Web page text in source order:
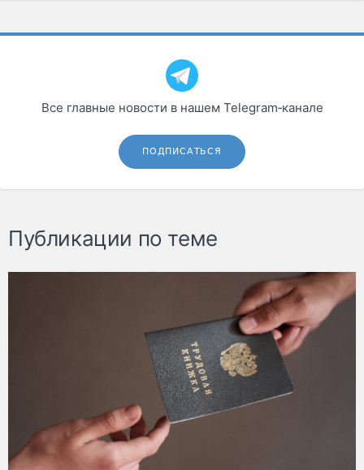
Все главные новости в нашем Telegram‑канале
ПОДПИСАТЬСЯ
Публикации по теме